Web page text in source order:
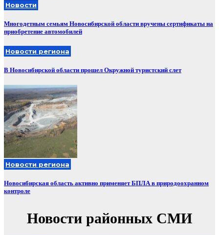
Новости
Многодетным семьям Новосибирской области вручены сертификаты на
приобретение автомобилей
Новости региона
В Новосибирской области прошел Окружной туристский слет
Новости региона
Новосибирская область активно применяет БПЛА в природоохранном
контроле